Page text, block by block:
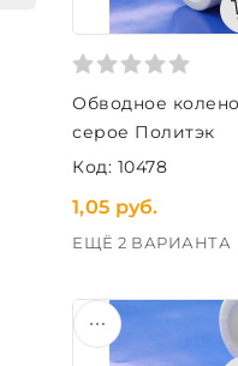
Обводное
серое Политэк
Код: 10478
1,05 руб.
ЕЩЁ 2 ВАРИАНТА